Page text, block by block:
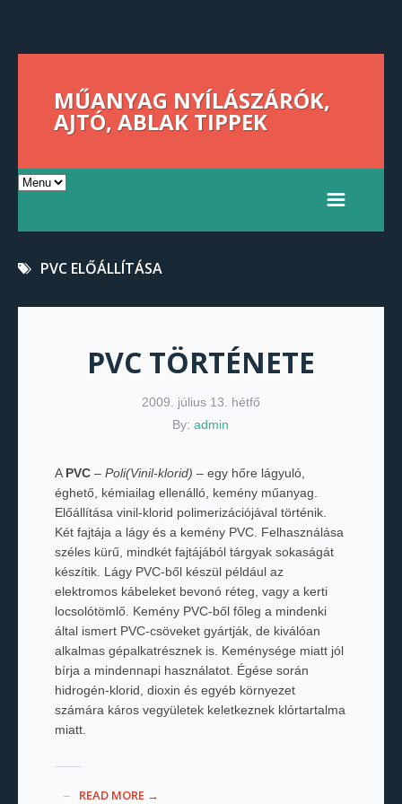
MŰANYAG NYÍLÁSZÁRÓK,
AJTÓ, ABLAK TIPPEK
PVC ELŐÁLLÍTÁSA
PVC TÖRTÉNETE
2009. július 13. hétfő
By:admin
A PVC– Poli(Vinil-klorid) – egy hőre lágyuló,
éghető, kémiailag ellenálló, kemény műanyag.
Előállítása vinil-klorid polimerizációjával történik.
Két fajtája a lágy és a kemény PVC. Felhasználása
széles kürű, mindkét fajtájából tárgyak sokaságát
készítik. Lágy PVC-ből készül például az
elektromos kábeleket bevonó réteg, vagy a kerti
locsolótömlő. Kemény PVC-ből főleg a mindenki
által ismert PVC-csöveket gyártják, de kiválóan
alkalmas gépalkatrésznek is. Keménysége miatt jól
bírja a mindennapi használatot. Égése során
hidrogén-klorid, dioxin és egyéb környezet
számára káros vegyületek keletkeznek klórtartalma
miatt.
READ MORE →